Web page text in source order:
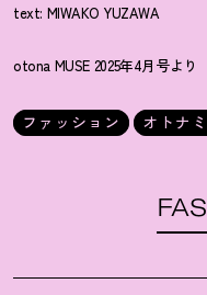
text: MIWAKO YUZAWA
otona MUSE 2025年4月号より
ファッション オトナ